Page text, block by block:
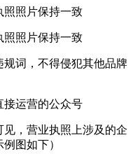
照照片保持一致
照照片保持一致
词，不得侵犯其他品牌
接运营的公众号
，营业执照上涉及的企
图如下）